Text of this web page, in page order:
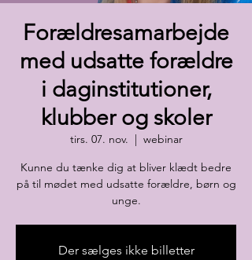
Forældresamarbejde
med udsatte forældre
i daginstitutioner,
klubber og skoler
tirs. 07. nov.
  |
webinar
Kunne du tænke dig at bliver klædt bedre
på til mødet med udsatte forældre, børn og
unge.
Der sælges ikke billetter